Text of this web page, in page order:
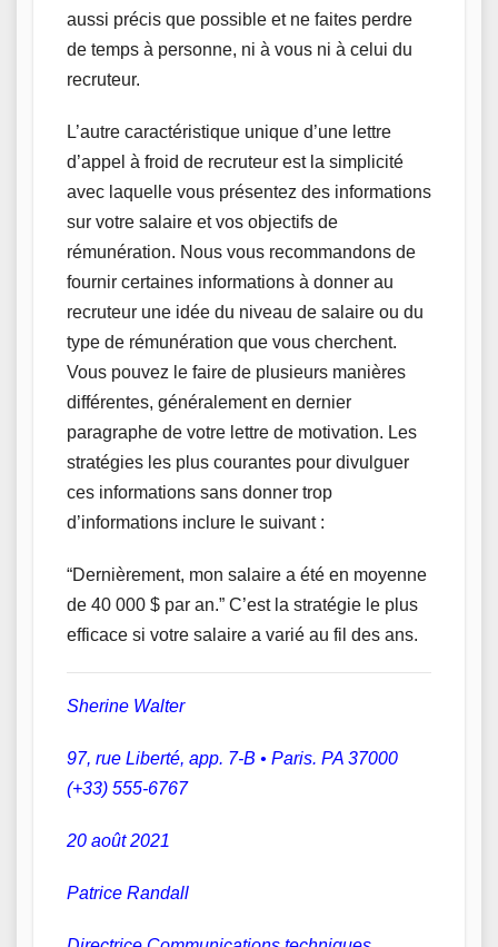
aussi précis que possible et ne faites perdre
de temps à personne, ni à vous ni à celui du
recruteur.
L’autre caractéristique unique d’une lettre
d’appel à froid de recruteur est la simplicité
avec laquelle vous présentez des informations
sur votre salaire et vos objectifs de
rémunération. Nous vous recommandons de
fournir certaines informations à donner au
recruteur une idée du niveau de salaire ou du
type de rémunération que vous cherchent.
Vous pouvez le faire de plusieurs manières
différentes, généralement en dernier
paragraphe de votre lettre de motivation. Les
stratégies les plus courantes pour divulguer
ces informations sans donner trop
d’informations inclure le suivant :
“Dernièrement, mon salaire a été en moyenne
de 40 000 $ par an.” C’est la stratégie le plus
efficace si votre salaire a varié au fil des ans.
Sherine Walter
97, rue Liberté, app. 7-B • Paris. PA 37000
(+33) 555-6767
20 août 2021
Patrice Randall